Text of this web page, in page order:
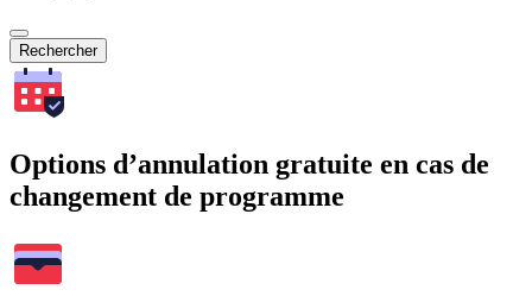
Rechercher
Options d’annulation gratuite en cas de
changement de programme